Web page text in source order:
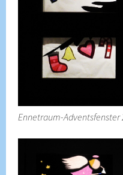
Ennetraum-Adventsfenster